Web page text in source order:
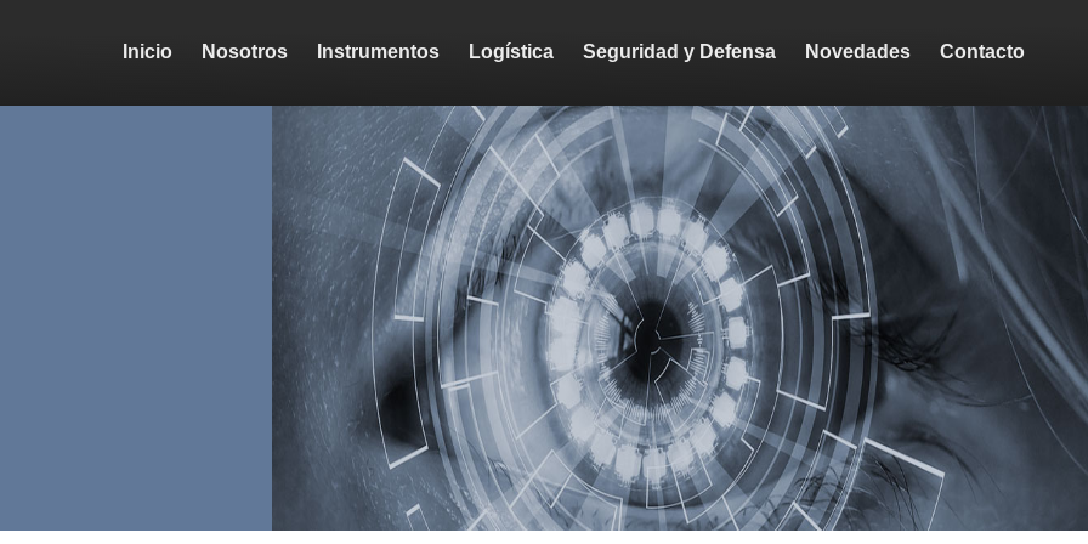
Inicio Nosotros Instrumentos Logística Seguridad y Defensa Novedades Contacto